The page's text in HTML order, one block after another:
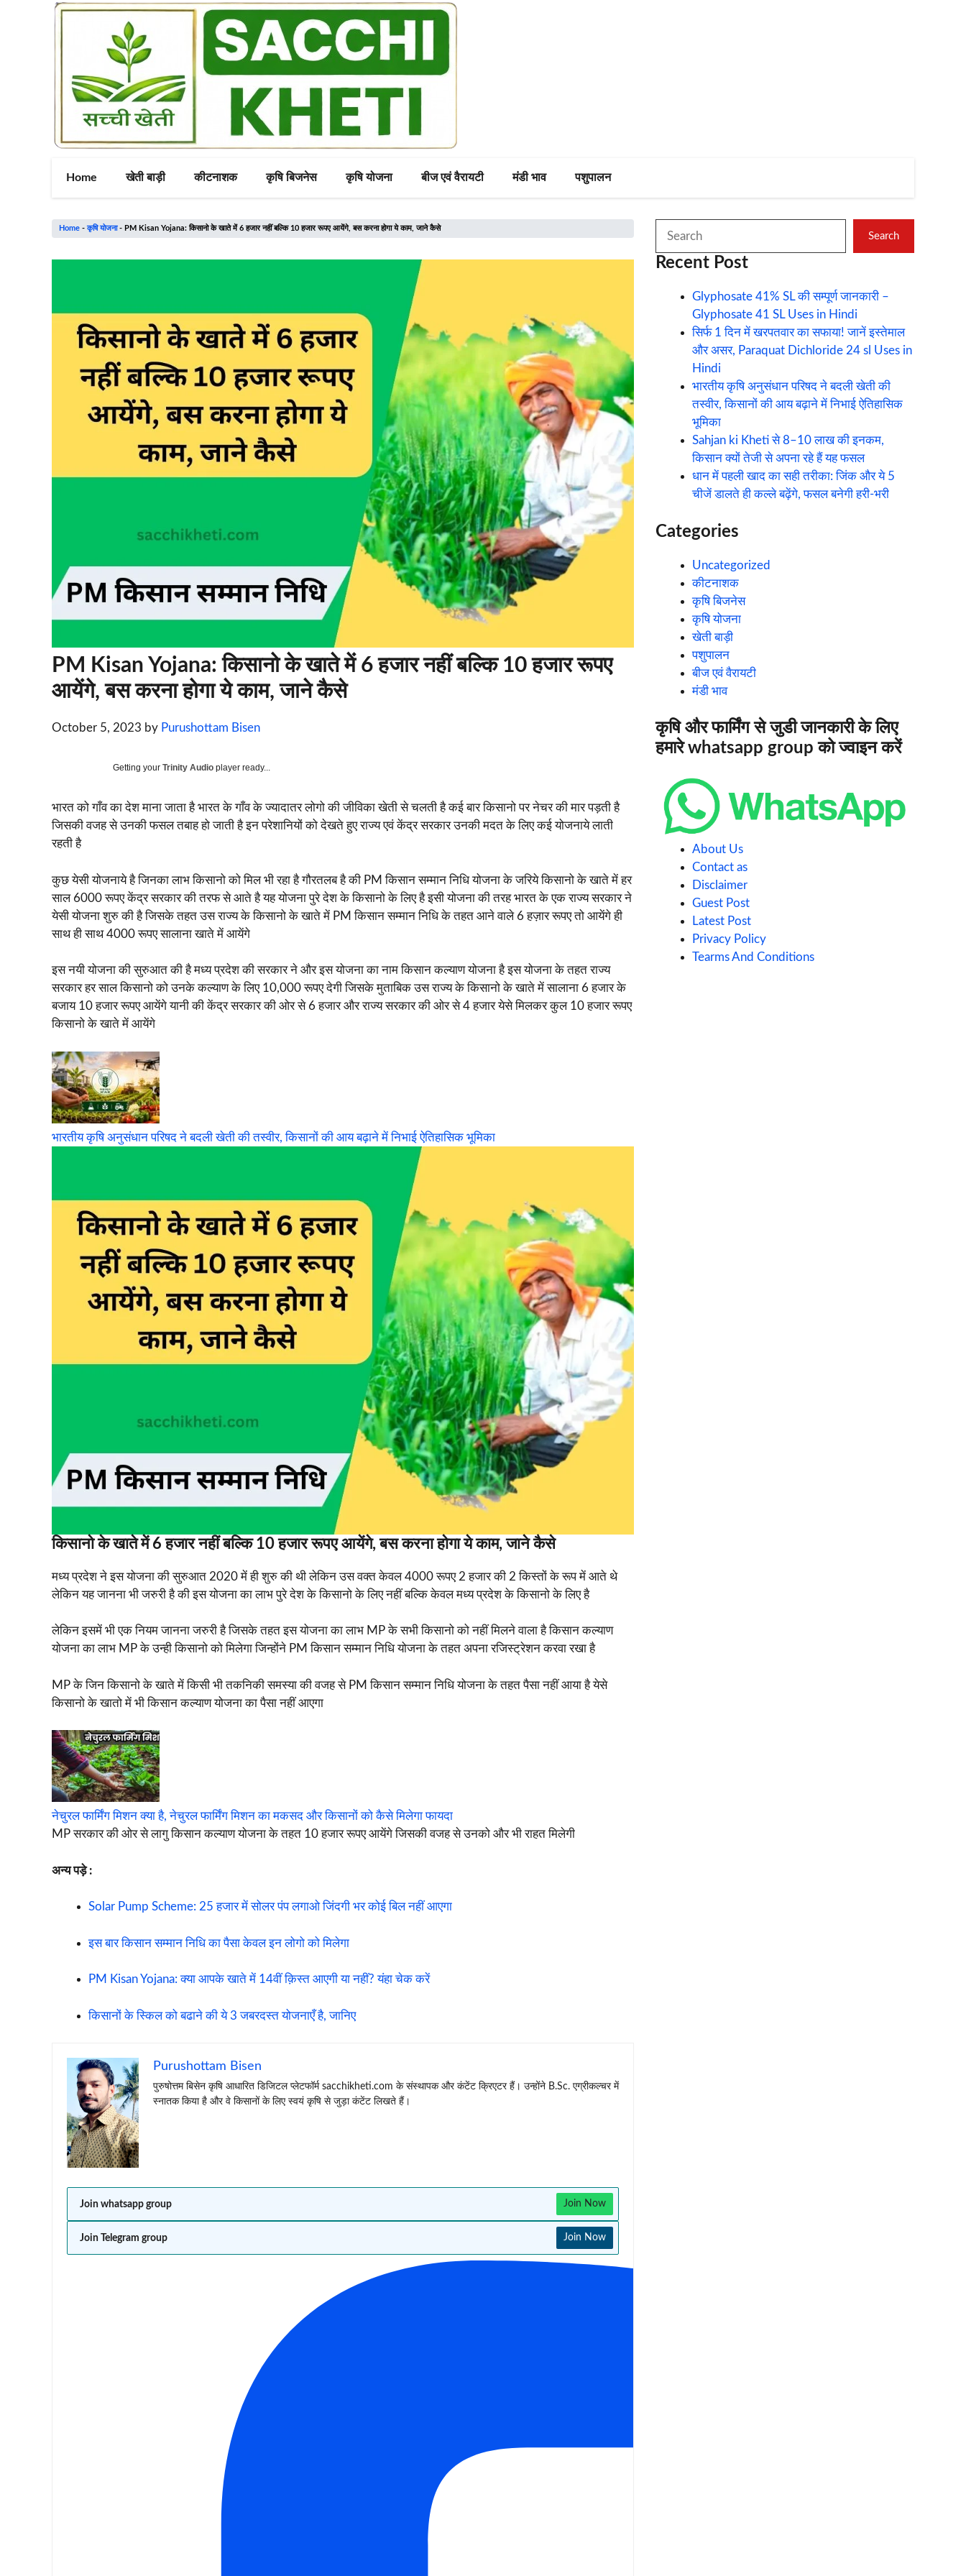
Home खेती बाड़ी कीटनाशक कृषि बिजनेस कृषि योजना बीज एवं वैरायटी मंडी भाव पशुपालन
Home -कृषि योजना- PM Kisan Yojana: किसानो के खाते में 6 हजार नहीं बल्कि 10 हजार रूपए आयेंगे, बस करना होगा ये काम, जाने कैसे
PM Kisan Yojana: किसानो के खाते में 6 हजार नहीं बल्कि 10 हजार रूपए
आयेंगे, बस करना होगा ये काम, जाने कैसे
October 5, 2023 by Purushottam Bisen
Getting your Trinity Audio player ready...
भारत को गाँव का देश माना जाता है भारत के गाँव के ज्यादातर लोगो की जीविका खेती से चलती है कई बार किसानो पर नेचर की मार पड़ती है
जिसकी वजह से उनकी फसल तबाह हो जाती है इन परेशानियों को देखते हुए राज्य एवं केंद्र सरकार उनकी मदत के लिए कई योजनाये लाती
रहती है
कुछ येसी योजनाये है जिनका लाभ किसानो को मिल भी रहा है गौरतलब है की PM किसान सम्मान निधि योजना के जरिये किसानो के खाते में हर
साल 6000 रूपए केंद्र सरकार की तरफ से आते है यह योजना पुरे देश के किसानो के लिए है इसी योजना की तरह भारत के एक राज्य सरकार ने
येसी योजना शुरु की है जिसके तहत उस राज्य के किसानो के खाते में PM किसान सम्मान निधि के तहत आने वाले 6 हज़ार रूपए तो आयेंगे ही
साथ ही साथ 4000 रूपए सालाना खाते में आयेंगे
इस नयी योजना की सुरुआत की है मध्य प्रदेश की सरकार ने और इस योजना का नाम किसान कल्याण योजना है इस योजना के तहत राज्य
सरकार हर साल किसानो को उनके कल्याण के लिए 10,000 रूपए देगी जिसके मुताबिक उस राज्य के किसानो के खाते में सालाना 6 हजार के
बजाय 10 हजार रूपए आयेंगे यानी की केंद्र सरकार की ओर से 6 हजार और राज्य सरकार की ओर से 4 हजार येसे मिलकर कुल 10 हजार रूपए
किसानो के खाते में आयेंगे
भारतीय कृषि अनुसंधान परिषद ने बदली खेती की तस्वीर, किसानों की आय बढ़ाने में निभाई ऐतिहासिक भूमिका
किसानो के खाते में 6 हजार नहीं बल्कि 10 हजार रूपए आयेंगे, बस करना होगा ये काम, जाने कैसे
मध्य प्रदेश ने इस योजना की सुरुआत 2020 में ही शुरु की थी लेकिन उस वक्त केवल 4000 रूपए 2 हजार की 2 किस्तों के रूप में आते थे
लेकिन यह जानना भी जरुरी है की इस योजना का लाभ पुरे देश के किसानो के लिए नहीं बल्कि केवल मध्य प्रदेश के किसानो के लिए है
लेकिन इसमें भी एक नियम जानना जरुरी है जिसके तहत इस योजना का लाभ MP के सभी किसानो को नहीं मिलने वाला है किसान कल्याण
योजना का लाभ MP के उन्ही किसानो को मिलेगा जिन्होंने PM किसान सम्मान निधि योजना के तहत अपना रजिस्ट्रेशन करवा रखा है
MP के जिन किसानो के खाते में किसी भी तकनिकी समस्या की वजह से PM किसान सम्मान निधि योजना के तहत पैसा नहीं आया है येसे
किसानो के खातो में भी किसान कल्याण योजना का पैसा नहीं आएगा
नेचुरल फार्मिंग मिशन क्या है, नेचुरल फार्मिंग मिशन का मकसद और किसानों को कैसे मिलेगा फायदा
MP सरकार की ओर से लागु किसान कल्याण योजना के तहत 10 हजार रूपए आयेंगे जिसकी वजह से उनको और भी राहत मिलेगी
अन्य पड़े :
Solar Pump Scheme: 25 हजार में सोलर पंप लगाओ जिंदगी भर कोई बिल नहीं आएगा
इस बार किसान सम्मान निधि का पैसा केवल इन लोगो को मिलेगा
PM Kisan Yojana: क्या आपके खाते में 14वीं क़िस्त आएगी या नहीं? यंहा चेक करें
किसानों के स्किल को बढाने की ये 3 जबरदस्त योजनाएँ है, जानिए
Purushottam Bisen
पुरुषोत्तम बिसेन कृषि आधारित डिजिटल प्लेटफॉर्म sacchikheti.com के संस्थापक और कंटेंट क्रिएटर हैं। उन्होंने B.Sc. एग्रीकल्चर में
स्नातक किया है और वे किसानों के लिए स्वयं कृषि से जुड़ा कंटेंट लिखते हैं।
Join whatsapp group Join Now
Join Telegram group Join Now
Search
Recent Post
Glyphosate 41% SL की सम्पूर्ण जानकारी –
Glyphosate 41 SL Uses in Hindi
सिर्फ 1 दिन में खरपतवार का सफाया! जानें इस्तेमाल
और असर, Paraquat Dichloride 24 sl Uses in
Hindi
भारतीय कृषि अनुसंधान परिषद ने बदली खेती की
तस्वीर, किसानों की आय बढ़ाने में निभाई ऐतिहासिक
भूमिका
Sahjan ki Kheti से 8–10 लाख की इनकम,
किसान क्यों तेजी से अपना रहे हैं यह फसल
धान में पहली खाद का सही तरीका: जिंक और ये 5
चीजें डालते ही कल्ले बढ़ेंगे, फसल बनेगी हरी-भरी
Categories
Uncategorized
कीटनाशक
कृषि बिजनेस
कृषि योजना
खेती बाड़ी
पशुपालन
बीज एवं वैरायटी
मंडी भाव
कृषि और फार्मिंग से जुडी जानकारी के लिए
हमारे whatsapp group को ज्वाइन करें
About Us
Contact as
Disclaimer
Guest Post
Latest Post
Privacy Policy
Tearms And Conditions